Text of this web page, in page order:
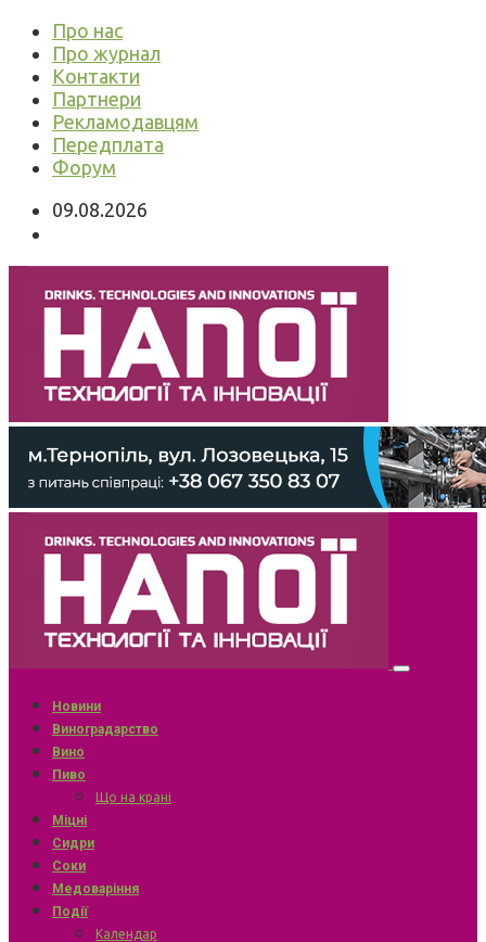
Про нас
Про журнал
Контакти
Партнери
Рекламодавцям
Передплата
Форум
09.08.2026
Новини
Виноградарство
Вино
Пиво
Що на крані
Міцні
Сидри
Соки
Медоваріння
Події
Календар